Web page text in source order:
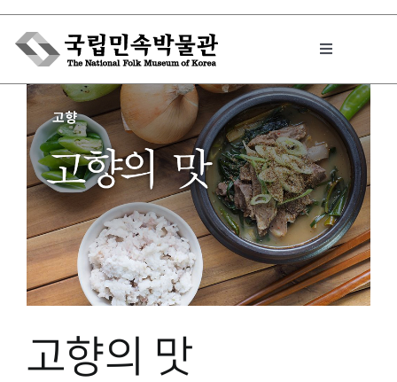
Skip
content
Toggle
박물관에서는
민속이야기
민속 인사이드
원문보기 PDF
고향의 맛